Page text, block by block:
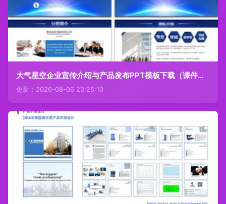
大气星空企业宣传介绍与产品发布PPT模板下载（课件编号 26952033）——商业计划与企业宣传的最佳搭档
更新：2026-08-06 23:25:10